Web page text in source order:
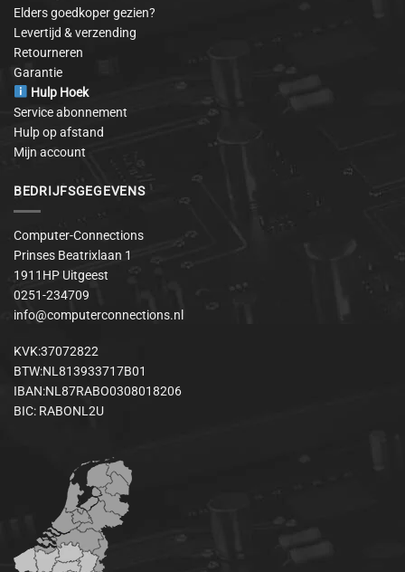
Elders goedkoper gezien?
Levertijd & verzending
Retourneren
Garantie
Hulp Hoek
Service abonnement
Hulp op afstand
Mijn account
BEDRIJFSGEGEVENS
Computer-Connections
Prinses Beatrixlaan 1
1911HP Uitgeest
0251-234709
info@computerconnections.nl
KVK:37072822
BTW:NL813933717B01
IBAN:NL87RABO0308018206
BIC: RABONL2U